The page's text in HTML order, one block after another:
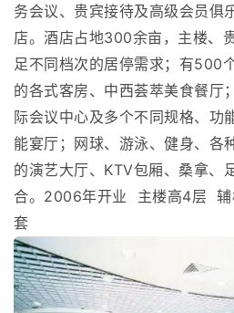
务会议、贵宾接待及高级会员俱
店。酒店占地300余亩，主楼、
足不同档次的居停需求；有500
的各式客房、中西荟萃美食餐厅
际会议中心及多个不同规格、功
能宴厅；网球、游泳、健身、各
的演艺大厅、KTV包厢、桑拿、
合。2006年开业 主楼高4层
套